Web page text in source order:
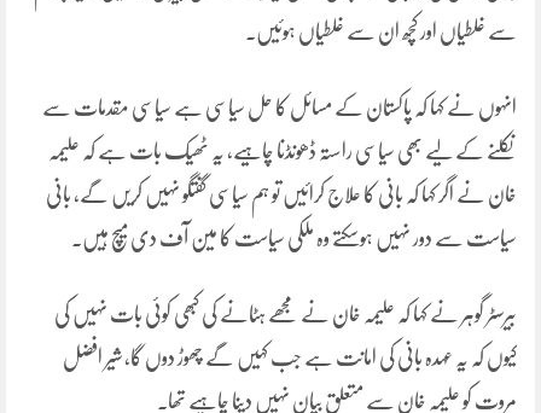
سے غلطیاں اور کچھ ان سے غلطیاں ہوئیں۔
انہوں ںے کہا کہ پاکستان کے مسائل کا حل سیاسی ہے سیاسی مقدمات سے
نکلنے کے لیے بھی سیاسی راستہ ڈھونڈنا چاہیے، یہ ٹھیک بات ہے کہ علیمہ
خان نے اگر کہا کہ بانی کا علاج کرائیں تو ہم سیاسی گفتگو نہیں کریں گے، بانی
سیاست سے دور نہیں ہوسکتے وہ ملکی سیاست کا مین آف دی میچ ہیں۔
بیرسٹر گوہر نے کہا کہ علیمہ خان نے مجھے ہٹانے کی کبھی کوئی بات نہیں کی
کیوں کہ یہ عہدہ بانی کی امانت ہے جب کہیں گے چھوڑ دوں گا، شیر افضل
مروت کو علیمہ خان سے متعلق بیان نہیں دینا چاہیے تھا۔